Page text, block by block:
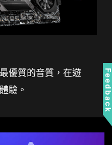
優質的音質，在遊
驗。